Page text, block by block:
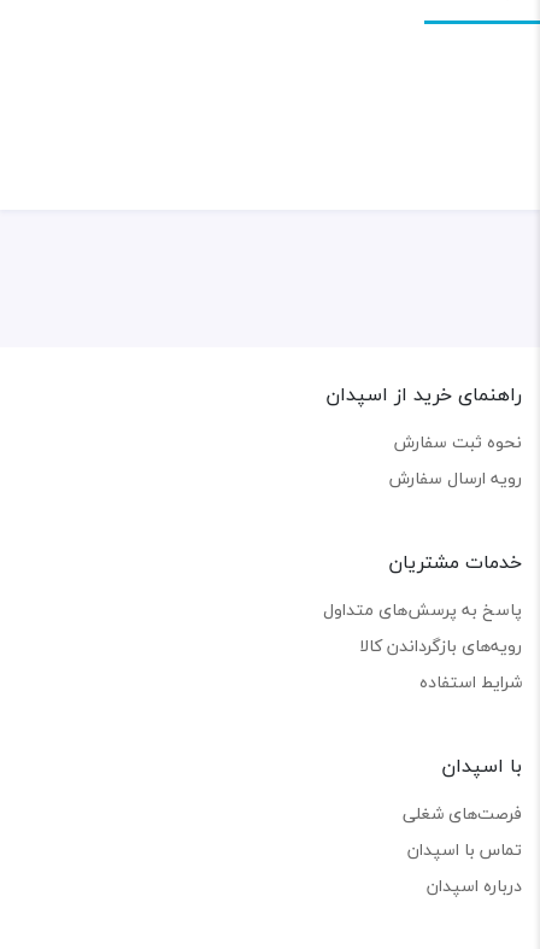
راهنمای خرید از اسپدان
نحوه ثبت سفارش
رویه ارسال سفارش
خدمات مشتریان
پاسخ به پرسش‌های متداول
رویه‌های بازگرداندن کالا
شرایط استفاده
با اسپدان
فرصت‌های شغلی
تماس با اسپدان
درباره اسپدان